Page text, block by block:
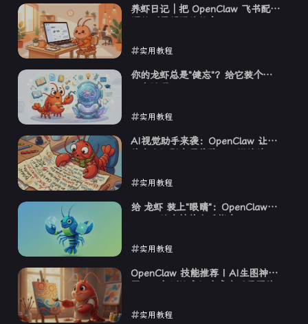
2026-03-23
养虾日记｜把 OpenClaw 飞书配置
实用教程
2026-03-21
你的龙虾总是"健忘"？给它装个第
实用教程
2026-03-20
AI视觉助手来袭：OpenClaw 让图
实用教程
2026-03-17
给 龙虾 装上"眼睛"：OpenClaw
实用教程
2026-03-15
OpenClaw 技能推荐 | AI生图神
实用教程